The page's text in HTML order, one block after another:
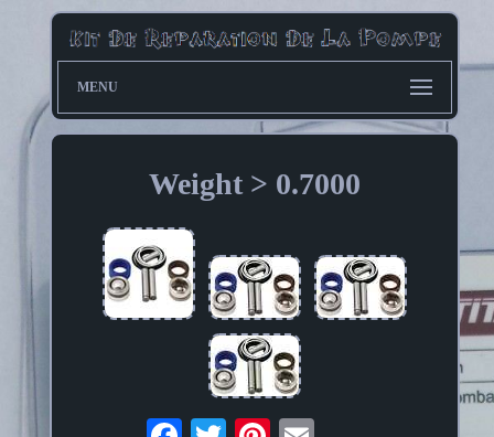
MENU
Weight > 0.7000